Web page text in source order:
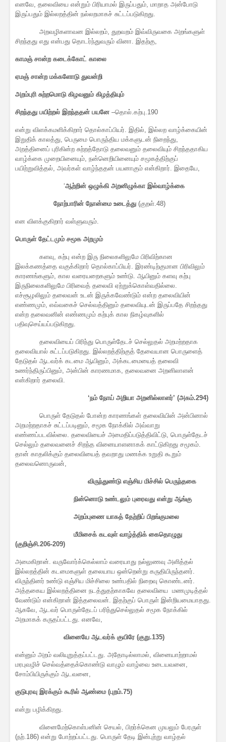
எனவே, தலைவியை என்றும் பிரியாமல் இருப்பதும், மாறாத அன்போடு
இருப்பதும் இல்லறத்தின் நல்லறமாகச் சுட்டப்படுகிறது.
அறவழிகளாவன இல்லறம், துறவறம் இவ்விருவகை அறங்களுள்
சிறந்தது எது என்பது தொடர்ந்துவரும் வினா. இதற்கு,
காமஞ் சான்ற கடைக்கோட் காலை
ஏமஞ் சான்ற மக்களோடு துவன்றி
அறம்புரி சுற்றமொடு கிழவனும் கிழத்தியும்
சிறந்தது பயிற்றல் இறந்ததன் பயனே –தொல்.கற்பு.190
என்று விளக்கமளிக்கிறார் தொல்காப்பியர். இதில், இல்லற வாழ்க்கையின்
இறுதிக் காலத்து, பெருமை பொருந்திய மக்களுடன் நிறைந்து,
அறத்தினைப் புரிகின்ற சுற்றத்தோடு தலைவனும் தலைவியும் சிறந்ததாகிய
வாழ்க்கை முறையினையும், நன்னெறியினையும் சமூகத்திற்குப்
பயிற்றுவித்தல், அவர்கள் வாழ்ந்ததன் பயனாகும் என்கிறார். இதையே,
‘ஆற்றின் ஒழுக்கி அறனிழுக்கா இல்வாழ்க்கை
நோற்பாரின் நோன்மை உடைத்து (குறள்.48)
என விளக்குகிறார் வள்ளுவரும்.
பொருள் தேட்டமும் சமூக அறமும்
களவு, கற்பு என்ற இரு நிலைகளிலுமே பிரிவிற்கான
இலக்கணத்தை வகுக்கிறார் தொல்காப்பியர். இரண்டிற்குமான பிரிவிலும்
காரணங்களும், கால வரையறைகளும் உண்டு. ஆயினும் களவு கற்பு
இருநிலைகளிலுமே பிரிவைத் தலைவி ஏற்றுக்கொள்வதில்லை.
எச்சூழலிலும் தலைவன் உடன் இருக்கவேண்டும் என்ற தலைவியின்
எண்ணமும், எவ்வகைச் செல்வத்தினும் தலைவியுடன் இருப்பதே சிறந்தது
என்ற தலைவனின் எண்ணமும் கற்புக் கால நிகழ்வுகளில்
பதிவுசெய்யப்படுகிறது.
தலைவியைப் பிரிந்து பொருள்தேடச் செல்லுதல் அறமற்றதாக
தலைவியால் சுட்டப்படுகிறது. இல்லறத்திற்குத் தேவையான பொருளைத்
தேடுதல் ஆடவர்க் கடமை ஆயினும், அக்கடமையைத் தலைவி
உணர்ந்திருப்பினும், அன்பின் காரணமாக, தலைவனை அறனிலாளன்
என்கிறார் தலைவி.
‘நம் நோய் அறியா அறனில்லாளர்’ (அகம்.294)
பொருள் தேடுதல் போன்ற காரணங்கள் தலைவியின் அன்பினால்
அறமற்றதாகச் சுட்டப்படினும், சமூக நோக்கில் அவ்வாறு
எண்ணப்படவில்லை. தலைவியைச் அமைதிப்படுத்திவிட்டு, பொருள்தேடச்
செல்லும் தலைவனைச் சிறந்த வினையாளனாகக் காட்டுகிறது சமூகம்.
தான் காதலிக்கும் தலைவியைத் தவறாது மணக்க உறுதி கூறும்
தலைவனொருவன்,
விருந்துண்டு எஞ்சிய மிச்சில் பெருந்தகை
நின்னொடு உண்டலும் புரைவது என்று ஆங்கு
அறம்புணை யாகத் தேற்றிப் பிறங்குமலை
மீமிசைக் கடவுள் வாழ்த்திக் கைதொழுது
(குறிஞ்சி.206-209)
அமைகிறான். வருவோர்க்கெல்லாம் வரையாது நல்லுணவு அளித்தல்
இல்லறத்தின் கடமைகளுள் தலையாய ஒன்றென்று கருதியிருந்தனர்.
விருந்தினர் உண்டு எஞ்சிய மிச்சிலை உண்பதில் நிறைவு கொண்டனர்.
அத்தகைய இல்லறத்தினை நடத்துதற்காகவே தலைவியை மணமுடித்தல்
வேண்டும் என்கிறான் இத்தலைவன். இதற்குப் பொருள் இன்றியமையாதது.
ஆகவே, ஆடவர் பொருள்தேடப் பரிந்துசெல்லுதல் சமூக நோக்கில்
அறமாகக் கருதப்பட்டது. எனவே,
வினையே ஆடவர்க் குயிரே (குறு.135)
என்னும் அறம் வலியுறுத்தப்பட்டது. அதோடில்லாமல், வினையாற்றாமல்
மரபுவழிச் செல்வத்தைக்கொண்டு வாழும் வாழ்வை உடையவனை,
சோம்பியிருக்கும் ஆடவனை,
குடுபுரவு இரக்கும் கூரில் ஆண்மை (புறம்.75)
என்று பழிக்கிறது.
வினைமேற்கொள்பனின் செயல், பிறர்க்கென முயலும் பேரருள்
(நற்.186) என்று போற்றப்பட்டது. பொருள் தேடி இன்புற்று வாழ்தல்